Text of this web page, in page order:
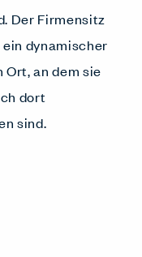
Der Firmensitz
dynamischer
Ort, an dem sie
dort
sind.